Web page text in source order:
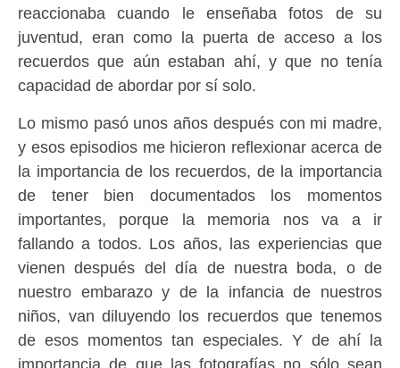
reaccionaba cuando le enseñaba fotos de su
juventud, eran como la puerta de acceso a los
recuerdos que aún estaban ahí, y que no tenía
capacidad de abordar por sí solo.
Lo mismo pasó unos años después con mi madre,
y esos episodios me hicieron reflexionar acerca de
la importancia de los recuerdos, de la importancia
de tener bien documentados los momentos
importantes, porque la memoria nos va a ir
fallando a todos. Los años, las experiencias que
vienen después del día de nuestra boda, o de
nuestro embarazo y de la infancia de nuestros
niños, van diluyendo los recuerdos que tenemos
de esos momentos tan especiales. Y de ahí la